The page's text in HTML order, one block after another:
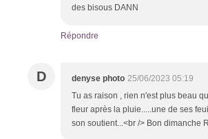
des bisous DANN
Répondre
D denyse photo 25/06/2023 05:19
Tu as raison , rien n'est plus beau
fleur après la pluie.....une de ses
son soutient...<br /> Bon dimanche